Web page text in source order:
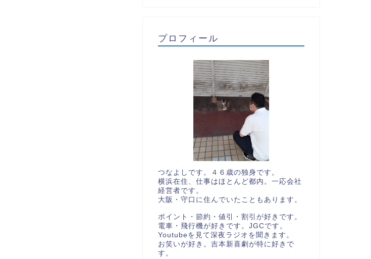
プロフィール
つなよしです。４６歳の独身です。
横浜在住、仕事はほとんど都内。一応会社
経営者です。
大阪・守口に住んでいたこともあります。
ポイント・節約・値引・割引が好きです。
電車・飛行機が好きです。JGCです。
Youtubeを見て深夜ラジオを聞きます。
お笑いが好き。吉本新喜劇が特に好きで
す。